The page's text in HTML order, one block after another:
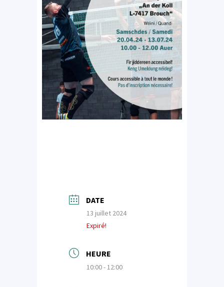
DATE
13 juillet 2024
Expiré!
HEURE
10:00 - 12:00